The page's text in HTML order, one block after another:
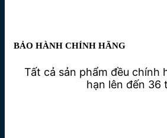
BẢO HÀNH CHÍNH HÃNG
Tất cả sản phẩm đều chính
hạn lên đến 36